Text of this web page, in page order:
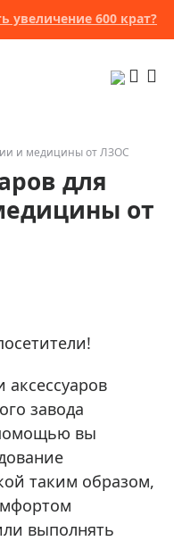
увеличение 600 крат?
и медицины от ЛЗОС
для
от
завода
вы
таким образом,
выполнять